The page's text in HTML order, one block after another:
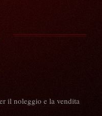
il noleggio e la vendita